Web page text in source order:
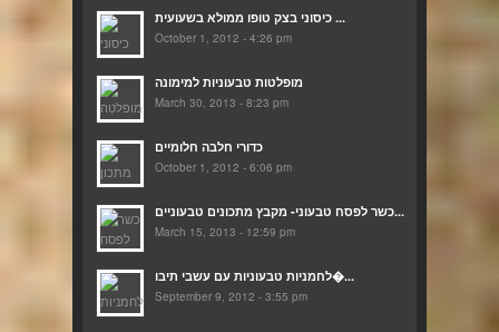
כיסוני בצק טופו ממולא בשעועית ...
October 1, 2012 - 4:26 pm
מופלטות טבעוניות למימונה
March 30, 2013 - 8:23 pm
כדורי חלבה חלומיים
October 1, 2012 - 6:06 pm
כשר לפסח טבעוני- מקבץ מתכונים טבעוניים...
March 15, 2013 - 12:59 pm
לחמניות טבעוניות עם עשבי תיבו�...
September 9, 2012 - 3:55 pm